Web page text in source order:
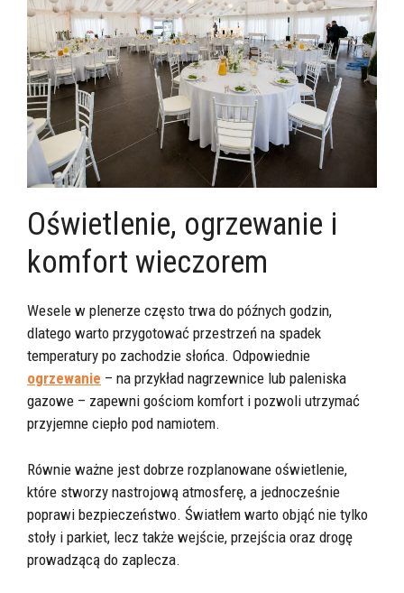
Oświetlenie, ogrzewanie i
komfort wieczorem
Wesele w plenerze często trwa do późnych godzin,
dlatego warto przygotować przestrzeń na spadek
temperatury po zachodzie słońca. Odpowiednie
ogrzewanie – na przykład nagrzewnice lub paleniska
gazowe – zapewni gościom komfort i pozwoli utrzymać
przyjemne ciepło pod namiotem.
Równie ważne jest dobrze rozplanowane oświetlenie,
które stworzy nastrojową atmosferę, a jednocześnie
poprawi bezpieczeństwo. Światłem warto objąć nie tylko
stoły i parkiet, lecz także wejście, przejścia oraz drogę
prowadzącą do zaplecza.